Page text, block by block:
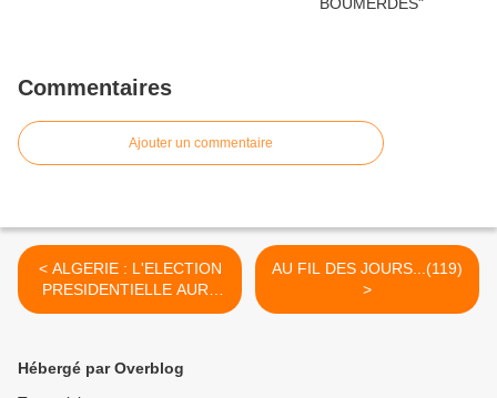
Commentaires
Ajouter un commentaire
< ALGERIE : L'ELECTION
PRESIDENTIELLE AURA
LIEU LE 18 AVRIL 2019
AU FIL DES JOURS...(119)
>
Hébergé par Overblog